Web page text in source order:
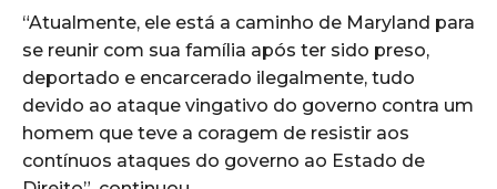
“Atualmente, ele está a caminho de Maryland para
se reunir com sua família após ter sido preso,
deportado e encarcerado ilegalmente, tudo
devido ao ataque vingativo do governo contra um
homem que teve a coragem de resistir aos
contínuos ataques do governo ao Estado de